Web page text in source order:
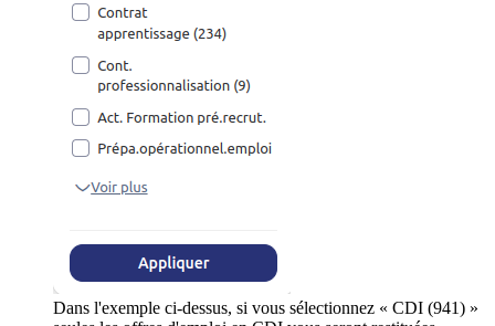
Dans l'exemple ci-dessus, si vous sélectionnez « CDI (941) »